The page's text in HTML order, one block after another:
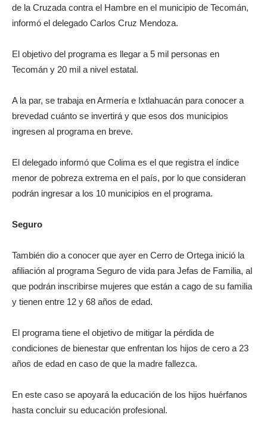
de la Cruzada contra el Hambre en el municipio de Tecomán,
informó el delegado Carlos Cruz Mendoza.
El objetivo del programa es llegar a 5 mil personas en
Tecomán y 20 mil a nivel estatal.
A la par, se trabaja en Armería e Ixtlahuacán para conocer a
brevedad cuánto se invertirá y que esos dos municipios
ingresen al programa en breve.
El delegado informó que Colima es el que registra el índice
menor de pobreza extrema en el país, por lo que consideran
podrán ingresar a los 10 municipios en el programa.
Seguro
También dio a conocer que ayer en Cerro de Ortega inició la
afiliación al programa Seguro de vida para Jefas de Familia, al
que podrán inscribirse mujeres que están a cago de su familia
y tienen entre 12 y 68 años de edad.
El programa tiene el objetivo de mitigar la pérdida de
condiciones de bienestar que enfrentan los hijos de cero a 23
años de edad en caso de que la madre fallezca.
En este caso se apoyará la educación de los hijos huérfanos
hasta concluir su educación profesional.